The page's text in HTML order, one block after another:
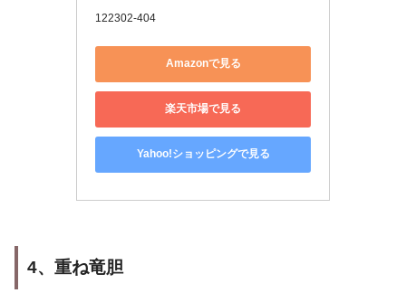
122302-404
Amazonで見る
楽天市場で見る
Yahoo!ショッピングで見る
4、重ね竜胆